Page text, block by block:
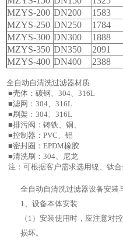
MZYS-200 DN200 1583
MZYS-250 DN250 1784
MZYS-300 DN300 1888
MZYS-350 DN350 2091
MZYS-400 DN400 2388
全自动自清洗过滤器材质
■壳体：碳钢、304、316L
■滤网：304、316L
■刷架：304、316L
■排污阀：铸铁、铜、
■控制器：PVC、铝
■密封圈：EPDM橡胶
■清洗刷：304、尼龙
注：可根据客户需求选用镍、钛
全自动自清洗过滤器设备安装
1、设备本体安装
（1）安装使用时，应注意对
损坏。